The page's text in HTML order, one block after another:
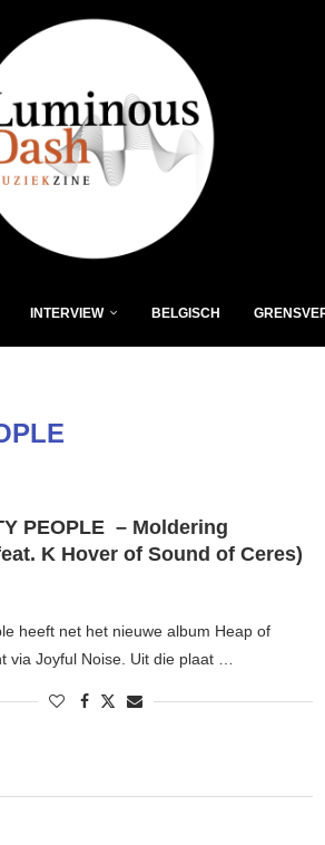
INTERVIEW BELGISCH
PEOPLE – Moldering
K Hover of Sound of Ceres)
heeft net het nieuwe album Heap of
via Joyful Noise. Uit die plaat …